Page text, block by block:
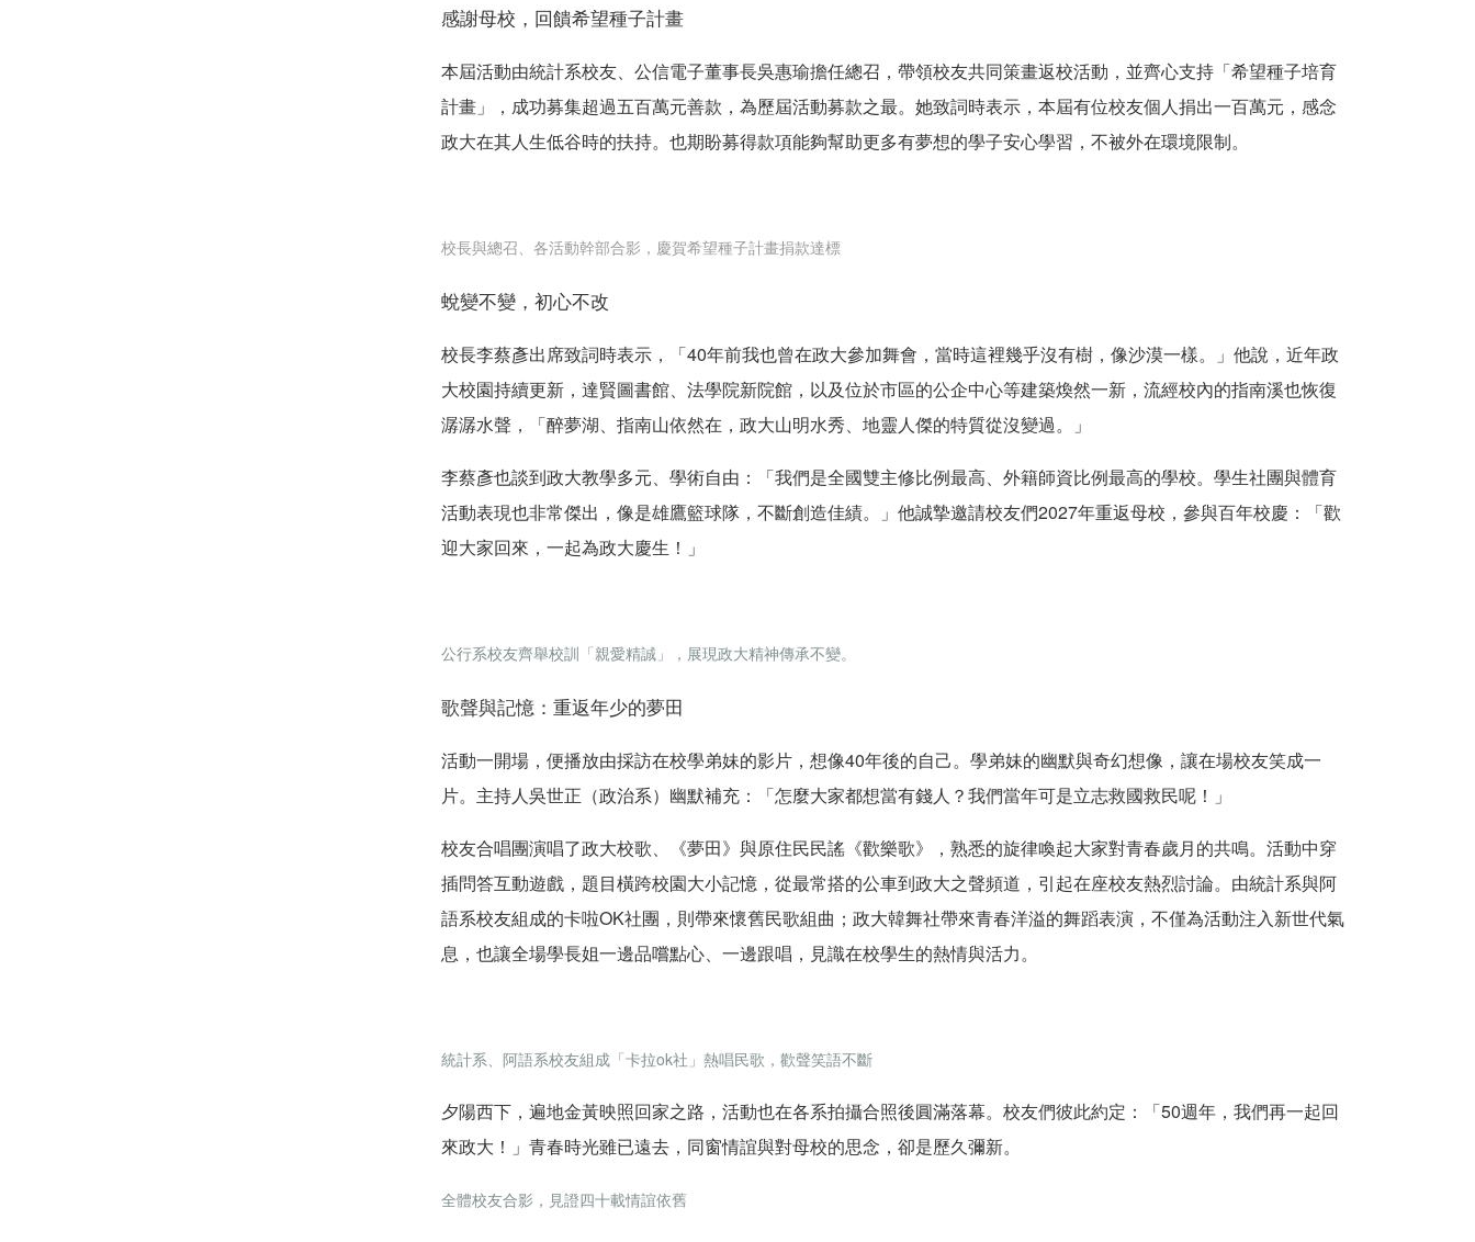
感謝母校，回饋希望種子計畫
本屆活動由統計系校友、公信電子董事長吳惠瑜擔任總召，帶領校友共同策畫返校活動，並齊心支持「希望種子培育
計畫」，成功募集超過五百萬元善款， 為歷屆活動募款之最。 她致詞時表示，本屆有位校友個人捐出一百萬元，感念
政大在其人生低谷時的扶持。 也期盼募得款項能夠幫助更多有夢想的學子安心學習 ， 不被外在環境限制。
校長與總召、各活動幹部合影，慶賀希望種子計畫捐款達標
蛻變不變，初心不改
校長李蔡彥出席致詞時表示 ， 「40年前我也曾在政大參加舞會，當時這裡幾乎沒有樹，像沙漠一樣。」他說，近年政
大校園持續更新， 達賢圖書館、法學院新院館 ，以及位於市區的公企中心等建築煥然一新， 流經校內的指南溪也恢復
潺潺水聲，「醉夢湖、指南山依然在，政大山明水秀、地靈人傑的特質從沒變過。」
李蔡彥也談到政大教學多元、學術自由：「我們是全國雙主修比例最高、外籍師資比例最高的學校。學生社團與體育
活動表現也非常傑出， 像是雄鷹籃球隊，不斷創造佳績。」他誠摯邀請校友們2027年重返母校，參與百年校慶：「歡
迎大家回來，一起為政大慶生！」
公行系校友齊舉校訓「親愛精誠」，展現政大精神傳承不變。
歌聲與記憶：重返年少的夢田
活動一開場 ， 便播放由採訪在校學弟妹的影片，想像40年後的自己。學弟妹的幽默與奇幻想像，讓在場校友笑成一
片。主持人吳世正（政治系）幽默補充：「怎麼大家都想當有錢人？我們當年可是立志救國救民呢！」
校友合唱團演唱了政大校歌、《夢田》與原住民民謠《歡樂歌》，熟悉的旋律喚起大家對青春歲月的共鳴。活動中穿
插問答互動遊戲，題目橫跨校園大小記憶，從最常搭的公車到政大之聲頻道，引起在座校友熱烈討論。由統計系與阿
語系校友組成的卡啦OK社團 ，則帶來懷舊民歌組曲 ；政大韓舞社帶來青春洋溢的舞蹈表演， 不僅為活動注入新世代氣
息 ，也讓全場學長姐一邊品嚐點心、一邊跟唱， 見識在校學生的熱情與活力。
統計系、阿語系校友組成「卡拉ok社」熱唱民歌，歡聲笑語不斷
夕陽西下，遍地金黃映照回家之路， 活動也在各系拍攝合照後圓滿落幕。校友們彼此約定：「50週年，我們再一起回
來政大！」青春時光雖已遠去，同窗情誼與對母校的思念 ， 卻是歷久彌新。
全體校友合影，見證四十載情誼依舊